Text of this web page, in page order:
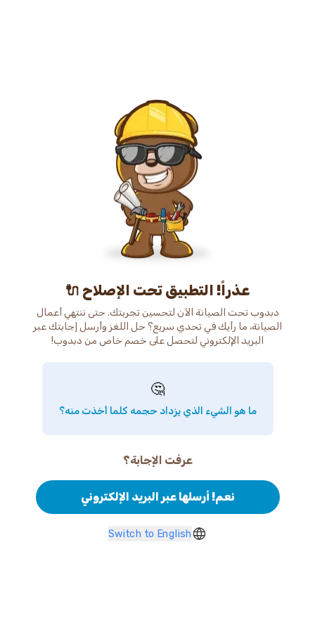
عذراً! التطبيق تحت الإصلاح 🔌
دبدوب تحت الصيانة الآن لتحسين تجربتك. حتى ننتهي أعمال
الصيانة، ما رأيك في تحدي سريع؟ حل اللغز وأرسل إجابتك عبر
البريد الإلكتروني لتحصل على خصم خاص من دبدوب!
🤔
ما هو الشيء الذي يزداد حجمه كلما أخذت منه؟
عرفت الإجابة؟
نعم! أرسلها عبر البريد الإلكتروني
Switch to English